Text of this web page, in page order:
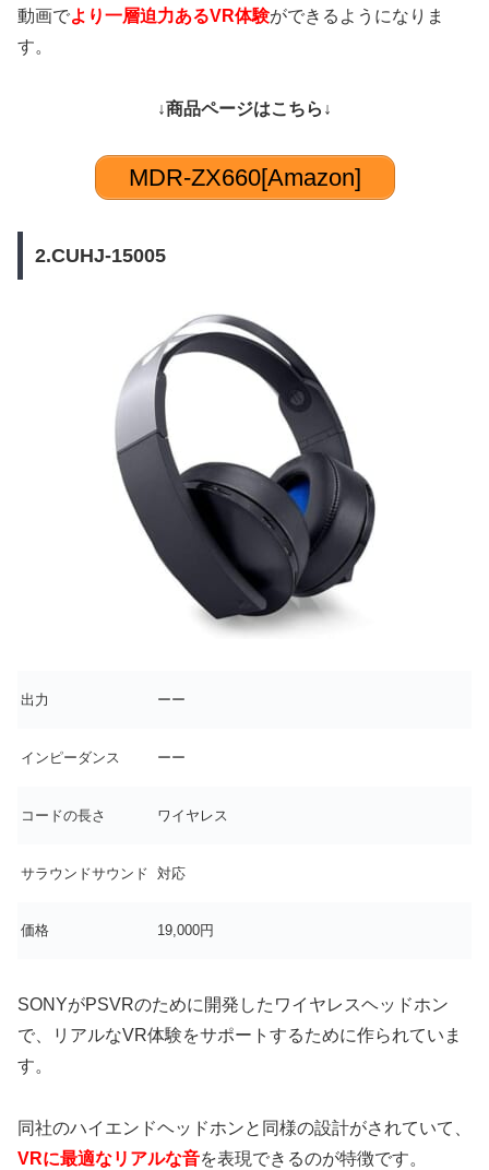
動画でより一層迫力あるVR体験ができるようになりま
す。
↓商品ページはこちら↓
MDR-ZX660[Amazon]
2.CUHJ-15005
出力 ーー
インピーダンス ーー
コードの長さ ワイヤレス
サラウンドサウンド 対応
価格 19,000円
SONYがPSVRのために開発したワイヤレスヘッドホン
で、リアルなVR体験をサポートするために作られていま
す。
同社のハイエンドヘッドホンと同様の設計がされていて、
VRに最適なリアルな音を表現できるのが特徴です。